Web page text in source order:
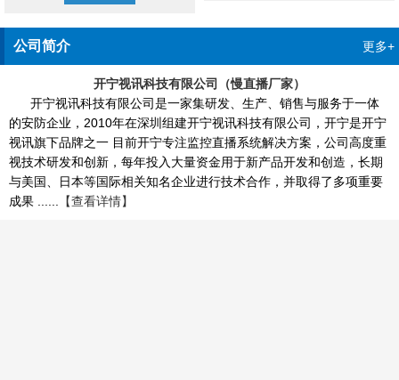
公司简介 更多+
开宁视讯科技有限公司（慢直播厂家）
开宁视讯科技有限公司是一家集研发、生产、销售与服务于一体
的安防企业，2010年在深圳组建开宁视讯科技有限公司，开宁是开宁
视讯旗下品牌之一 目前开宁专注监控直播系统解决方案，公司高度重
视技术研发和创新，每年投入大量资金用于新产品开发和创造，长期
与美国、日本等国际相关知名企业进行技术合作，并取得了多项重要
成果 ......
【查看详情】